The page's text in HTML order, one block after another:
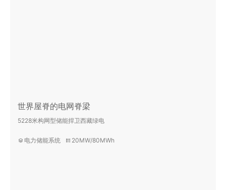
世界屋脊的电网脊梁
5228米构网型储能捍卫西藏绿电
电力储能系统 20MW/80MWh